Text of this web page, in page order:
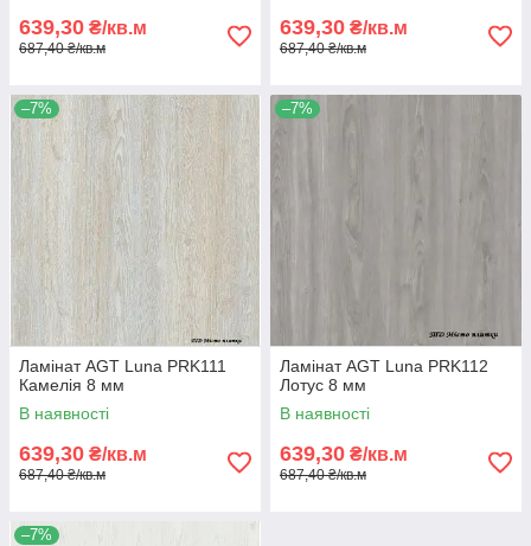
639,30 ₴/кв.м
687,40 ₴/кв.м
639,30 ₴/кв.м
687,40 ₴/кв.м
–7%
Ламінат AGT Luna PRK111
Камелія 8 мм
В наявності
639,30 ₴/кв.м
687,40 ₴/кв.м
–7%
Ламінат AGT Luna PRK112
Лотус 8 мм
В наявності
639,30 ₴/кв.м
687,40 ₴/кв.м
–7%